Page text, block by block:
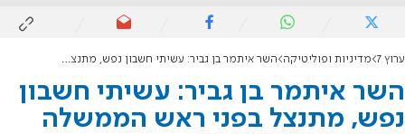
ערוץ 7 מדיניות ופוליטיקה השר איתמר בן גביר: עשיתי חשבון נפש, מתנצל בפני ראש הממשלה וחברי בועז ביסמוט
השר איתמר בן גביר: עשיתי חשבון
נפש, מתנצל בפני ראש הממשלה